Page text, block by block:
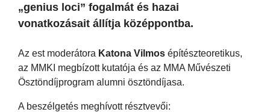
„genius loci” fogalmát és hazai
vonatkozásait állítja középpontba.
Az est moderátora Katona Vilmos építészteoretikus,
az MMKI megbízott kutatója és az MMA Művészeti
Ösztöndíjprogram alumni ösztöndíjasa.
A beszélgetés meghívott résztvevői: